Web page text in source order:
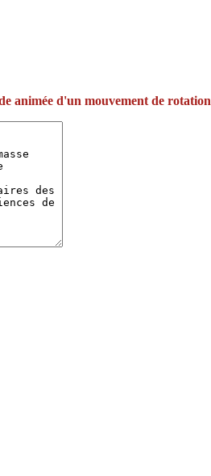
animée d'un mouvement de rotation